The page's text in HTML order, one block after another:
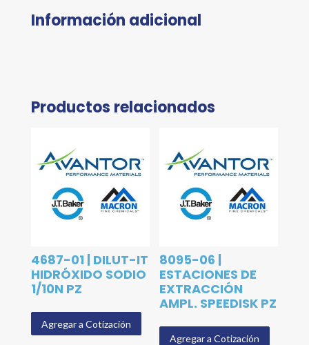
Información adicional
Productos relacionados
4687-01 | DILUT-IT
HIDRÓXIDO SODIO
1/10N PZ
Agregar a Cotización
8095-06 |
ESTACIONES DE
EXTRACCIÓN
AMPL. SPEEDISK PZ
Agregar a Cotización